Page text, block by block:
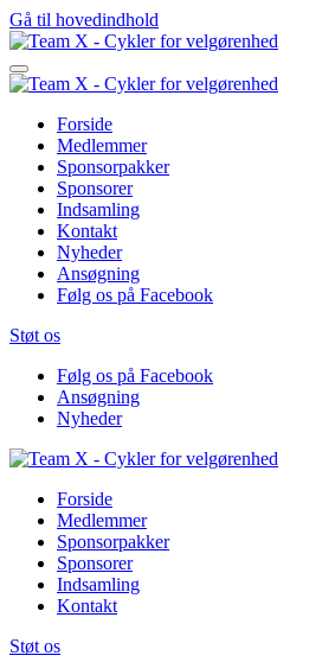
Gå til hovedindhold
Forside
Medlemmer
Sponsorpakker
Sponsorer
Indsamling
Kontakt
Nyheder
Ansøgning
Følg os på Facebook
Støt os
Følg os på Facebook
Ansøgning
Nyheder
Forside
Medlemmer
Sponsorpakker
Sponsorer
Indsamling
Kontakt
Støt os